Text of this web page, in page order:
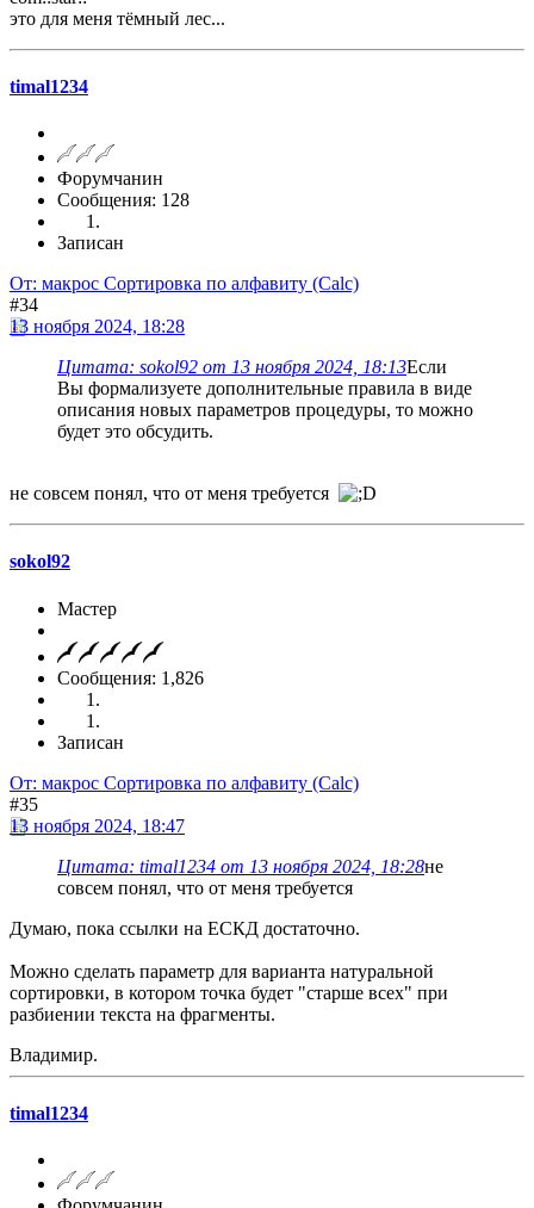
это для меня тёмный лес...
timal1234
Форумчанин
Сообщения: 128
Записан
От: макрос Сортировка по алфавиту (Calc)
#34
13 ноября 2024, 18:28
Цитата: sokol92 от 13 ноября 2024, 18:13Если
Вы формализуете дополнительные правила в виде
описания новых параметров процедуры, то можно
будет это обсудить.
не совсем понял, что от меня требуется
sokol92
Мастер
Сообщения: 1,826
Записан
От: макрос Сортировка по алфавиту (Calc)
#35
13 ноября 2024, 18:47
Цитата: timal1234 от 13 ноября 2024, 18:28не
совсем понял, что от меня требуется
Думаю, пока ссылки на ЕСКД достаточно.
Можно сделать параметр для варианта натуральной
сортировки, в котором точка будет "старше всех" при
разбиении текста на фрагменты.
Владимир.
timal1234